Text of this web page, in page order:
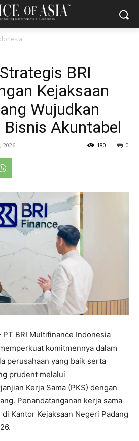
BRI
Kejaksaan
Wujudkan
Akuntabel
2026 0
180
PT BRI Multifinance Indonesia
komitmennya dalam
perusahaan yang baik serta
prudent melalui
Kerja Sama (PKS) dengan
Penandatanganan kerja sama
Kantor Kejaksaan Negeri Padang